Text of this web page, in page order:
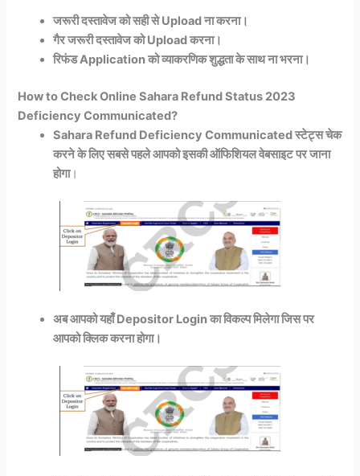
जरूरी दस्तावेज को सही से Upload ना करना।
गैर जरूरी दस्तावेज को Upload करना।
रिफंड Application को व्याकरणिक शुद्धता के साथ ना भरना।
How to Check Online Sahara Refund Status 2023
Deficiency Communicated?
Sahara Refund Deficiency Communicated स्टेट्स चेक
करने के लिए सबसे पहले आपको इसकी ऑफिशियल वेबसाइट पर जाना
होगा।
अब आपको यहाँ Depositor Login का विकल्प मिलेगा जिस पर
आपको क्लिक करना होगा।